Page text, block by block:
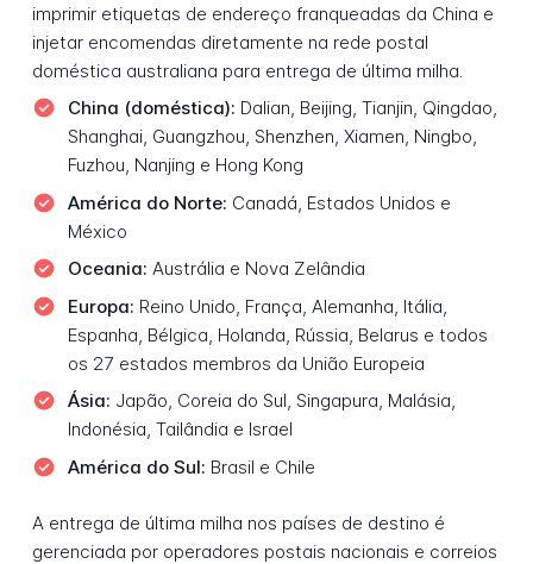
imprimir etiquetas de endereço franqueadas da China e
injetar encomendas diretamente na rede postal
doméstica australiana para entrega de última milha.
China (doméstica): Dalian, Beijing, Tianjin, Qingdao,
Shanghai, Guangzhou, Shenzhen, Xiamen, Ningbo,
Fuzhou, Nanjing e Hong Kong
América do Norte: Canadá, Estados Unidos e
México
Oceania: Austrália e Nova Zelândia
Europa: Reino Unido, França, Alemanha, Itália,
Espanha, Bélgica, Holanda, Rússia, Belarus e todos
os 27 estados membros da União Europeia
Ásia: Japão, Coreia do Sul, Singapura, Malásia,
Indonésia, Tailândia e Israel
América do Sul: Brasil e Chile
A entrega de última milha nos países de destino é
gerenciada por operadores postais nacionais e correios